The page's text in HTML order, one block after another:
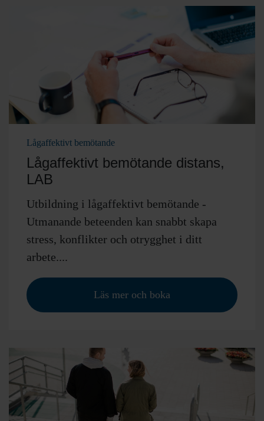
Lågaffektivt bemötande
Lågaffektivt bemötande distans,
LAB
Utbildning i lågaffektivt bemötande -
Utmanande beteenden kan snabbt skapa
stress, konflikter och otrygghet i ditt
arbete....
Läs mer och boka